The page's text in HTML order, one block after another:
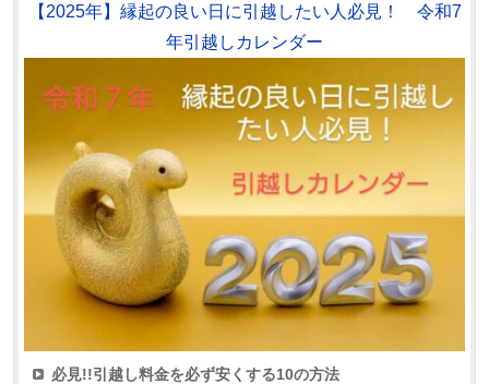
【2025年】縁起の良い日に引越したい人必見！ 令和7
年引越しカレンダー
必見!!引越し料金を必ず安くする10の方法